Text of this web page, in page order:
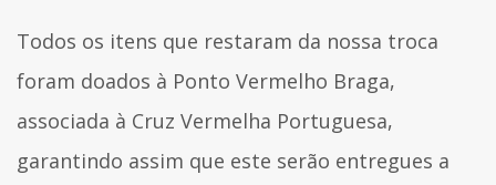
Todos os itens que restaram da nossa troca
foram doados à Ponto Vermelho Braga,
associada à Cruz Vermelha Portuguesa,
garantindo assim que este serão entregues a